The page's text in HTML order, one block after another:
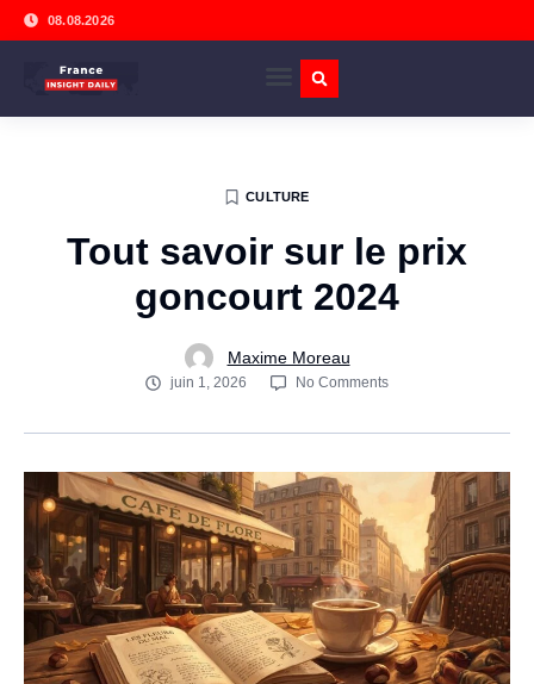
08.08.2026
CULTURE
Tout savoir sur le prix
goncourt 2024
Maxime Moreau
juin 1, 2026 No Comments